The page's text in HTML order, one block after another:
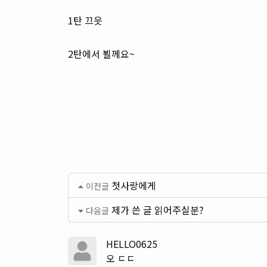
1탄 끄읏
2탄에서 뵐께요~
이전글 첫사랑에게
다음글 제가 쓴 글 읽어주실분?
HELLO0625
오 ㄷㄷ